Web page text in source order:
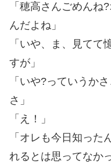
「穂高さんごめんね
んだよね」
「いや、ま、見て
すが」
「いや?っていうか
さ」
「え！」
「オレも今日知っ
れるとは思ってなか